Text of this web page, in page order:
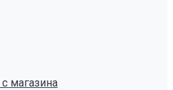
магазина